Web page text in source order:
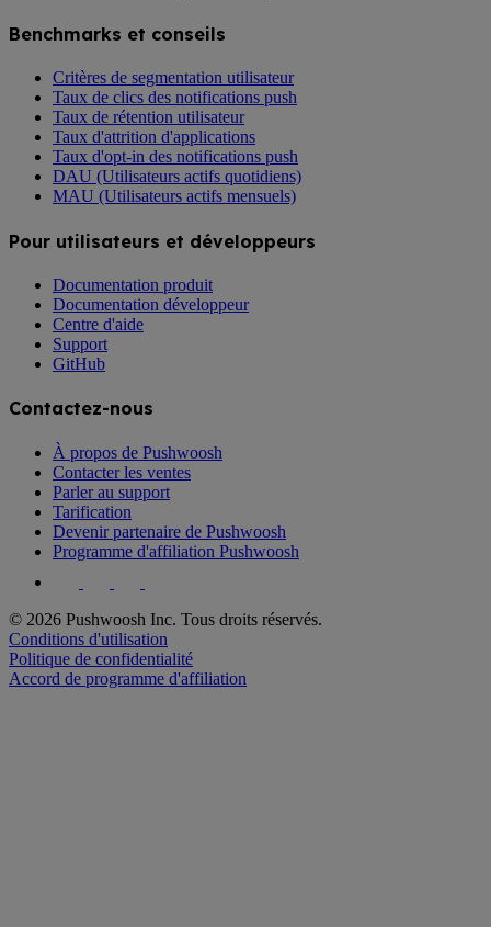
Benchmarks et conseils
Critères de segmentation utilisateur
Taux de clics des notifications push
Taux de rétention utilisateur
Taux d'attrition d'applications
Taux d'opt-in des notifications push
DAU (Utilisateurs actifs quotidiens)
MAU (Utilisateurs actifs mensuels)
Pour utilisateurs et développeurs
Documentation produit
Documentation développeur
Centre d'aide
Support
GitHub
Contactez-nous
À propos de Pushwoosh
Contacter les ventes
Parler au support
Tarification
Devenir partenaire de Pushwoosh
Programme d'affiliation Pushwoosh
© 2026 Pushwoosh Inc. Tous droits réservés.
Conditions d'utilisation
Politique de confidentialité
Accord de programme d'affiliation